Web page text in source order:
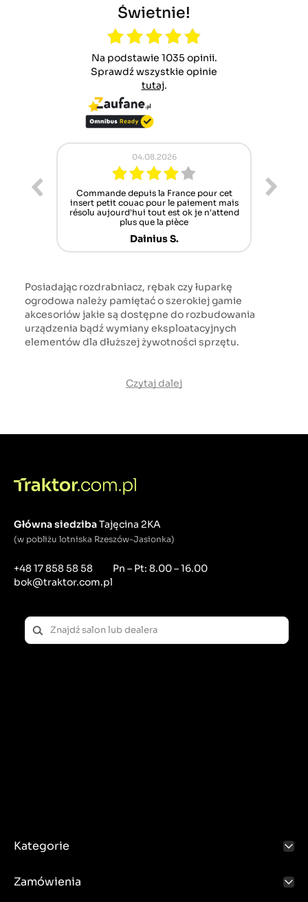
Świetnie!
Na podstawie 1035 opinii.
Sprawdź wszystkie opinie
tutaj.
pour cet
02.08.2026
Pracownicy Zawsze chętni do pomocy ,
lecz oferta części zamiennych coraz
szczuplejsza niestety
Norbert B.
Posiadając rozdrabniacz, rębak czy łuparkę
ogrodowa należy pamiętać o szerokiej gamie
akcesoriów jakie są dostępne do rozbudowania
urządzenia bądź wymiany eksploatacyjnych
elementów dla dłuższej żywotności sprzętu.
Czytaj dalej
Główna siedzibaTajęcina 2KA
(w pobliżu lotniska Rzeszów-Jasionka)
+48 17 858 58 58
bok@traktor.com.pl
Pn – Pt: 8.00 – 16.00
Kategorie
Zamówienia